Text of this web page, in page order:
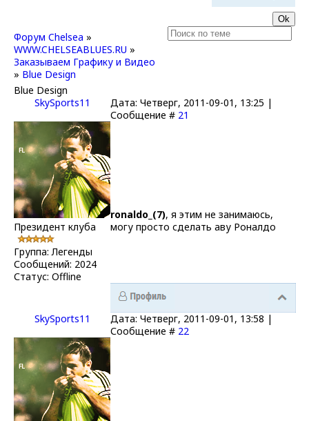
Форум Chelsea »
WWW.CHELSEABLUES.RU »
Заказываем Графику и Видео
» Blue Design
Blue Design
SkySports11
Дата: Четверг, 2011-09-01, 13:25 |
Сообщение # 21
Президент клуба
Группа: Легенды
Сообщений: 2024
Статус: Offline
ronaldo_(7), я этим не занимаюсь,
могу просто сделать аву Роналдо
SkySports11
Дата: Четверг, 2011-09-01, 13:58 |
Сообщение # 22